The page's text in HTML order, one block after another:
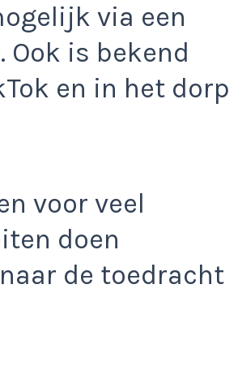
via een
is bekend
en in het dorp
voor veel
doen
de toedracht